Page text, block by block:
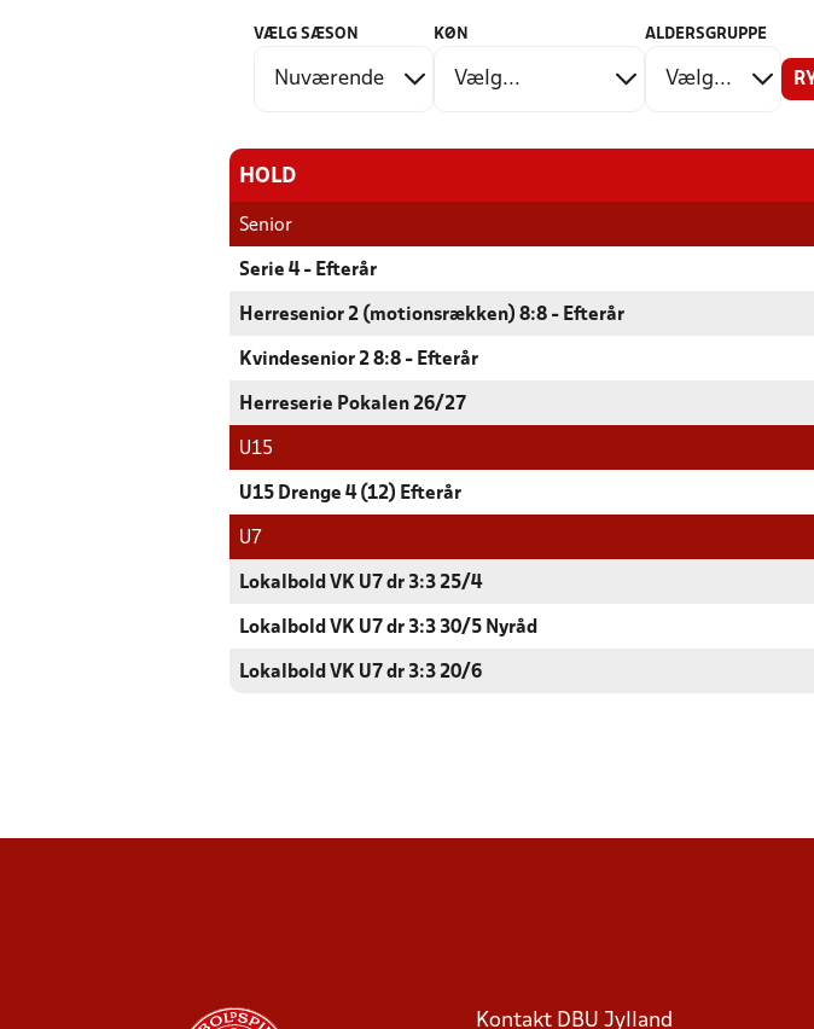
VÆLG SÆSON KØN ALDERSGRUPPE
HOLD
Senior
Serie 4 - Efterår
Herresenior 2 (motionsrækken) 8:8 - Efterår
Kvindesenior 2 8:8 - Efterår
Herreserie Pokalen 26/27
U15
U15 Drenge 4 (12) Efterår
U7
Lokalbold VK U7 dr 3:3 25/4
Lokalbold VK U7 dr 3:3 30/5 Nyråd
Lokalbold VK U7 dr 3:3 20/6
Kontakt DBU Jylland